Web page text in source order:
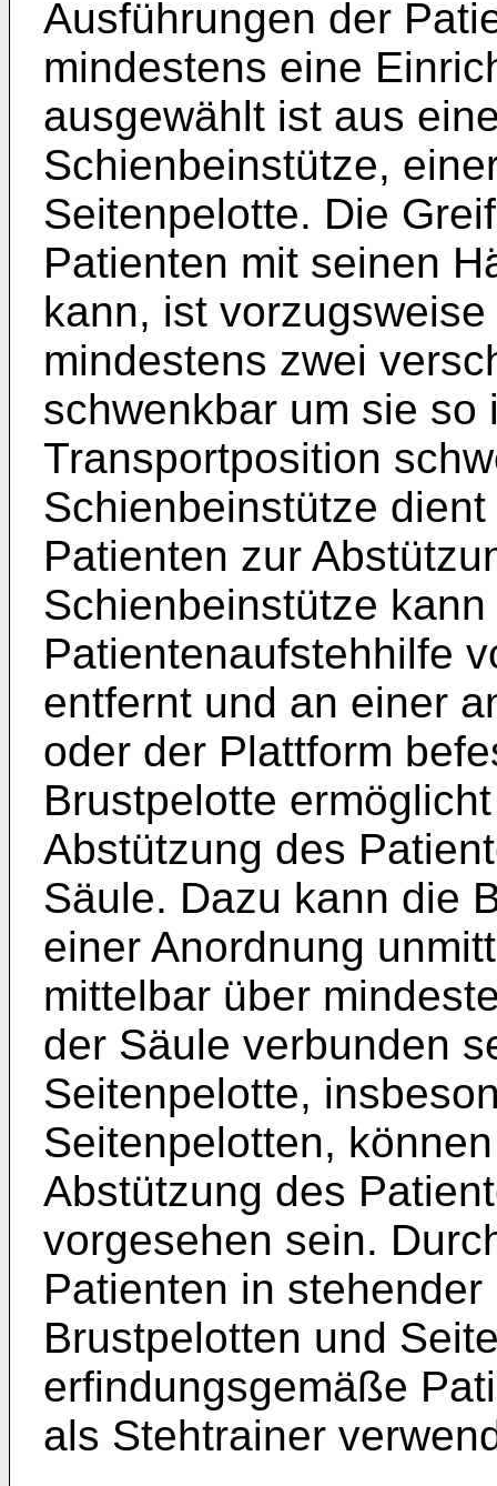
Ausführungen der
mindestens eine
ausgewählt ist aus
Schienbeinstütze,
Seitenpelotte. Die
Patienten mit seinen
kann, ist
mindestens zwei
schwenkbar um sie
Transportposition
Schienbeinstütze
Patienten zur
Schienbeinstütze
Patientenaufstehhilfe
entfernt und an einer
oder der Plattform
Brustpelotte
Abstützung des
Säule. Dazu kann die
einer Anordnung
mittelbar über
der Säule verbunden
Seitenpelotte,
Seitenpelotten,
Abstützung des
vorgesehen sein.
Patienten in
Brustpelotten und
erfindungsgemäße
als Stehtrainer